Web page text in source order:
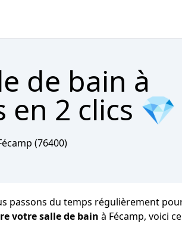
de bain à
en 2 clics 💎
(76400)
passons du temps régulièrement
votre salle de bain à Fécamp, voici